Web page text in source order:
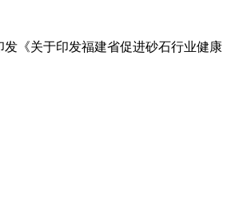
《关于印发福建省促进砂石行业健康